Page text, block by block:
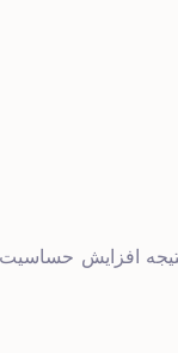
افزایش حساسیت